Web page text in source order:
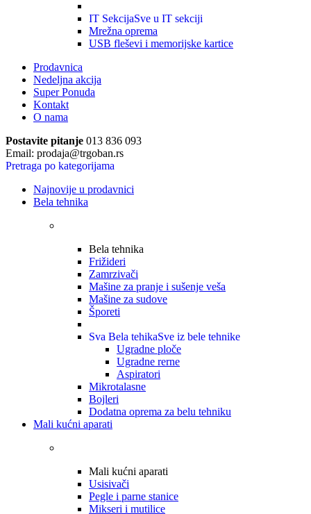
IT SekcijaSve u IT sekciji
Mrežna oprema
USB fleševi i memorijske kartice
Prodavnica
Nedeljna akcija
Super Ponuda
Kontakt
O nama
Postavite pitanje 013 836 093
Email: prodaja@trgoban.rs
Pretraga po kategorijama
Najnovije u prodavnici
Bela tehnika
Bela tehnika
Frižideri
Zamrzivači
Mašine za pranje i sušenje veša
Mašine za sudove
Šporeti
Sva Bela tehikaSve iz bele tehnike
Ugradne ploče
Ugradne rerne
Aspiratori
Mikrotalasne
Bojleri
Dodatna oprema za belu tehniku
Mali kućni aparati
Mali kućni aparati
Usisivači
Pegle i parne stanice
Mikseri i mutilice